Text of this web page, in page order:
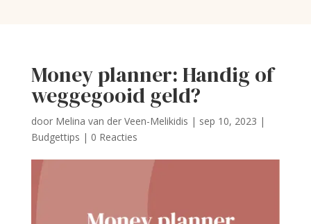
Money planner: Handig of
weggegooid geld?
door Melina van der Veen-Melikidis | sep 10, 2023 |
Budgettips | 0 Reacties